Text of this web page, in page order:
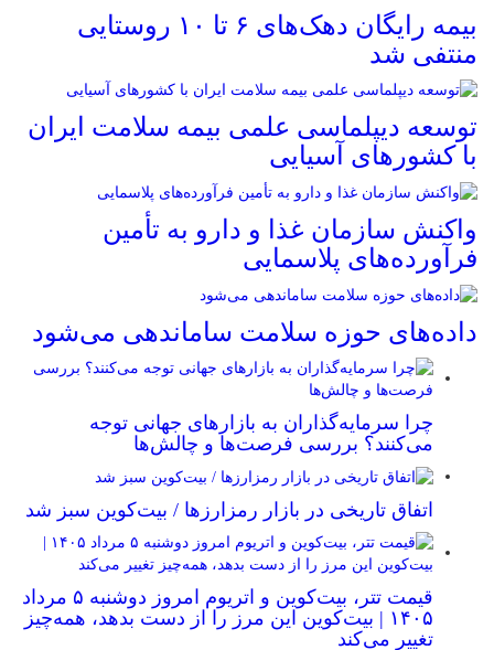
بیمه رایگان دهک‌های ۶ تا ۱۰ روستایی
منتفی شد
توسعه دیپلماسی علمی بیمه سلامت ایران
با کشورهای آسیایی
واکنش سازمان غذا و دارو به تأمین
فرآورده‌های پلاسمایی
داده‌های حوزه سلامت ساماندهی می‌شود
چرا سرمایه‌گذاران به بازارهای جهانی توجه
می‌کنند؟ بررسی فرصت‌ها و چالش‌ها
اتفاق تاریخی در بازار رمزارزها / بیت‌کوین سبز شد
قیمت تتر، بیت‌کوین و اتریوم امروز دوشنبه ۵ مرداد
۱۴۰۵ | بیت‌کوین این مرز را از دست بدهد، همه‌چیز
تغییر می‌کند